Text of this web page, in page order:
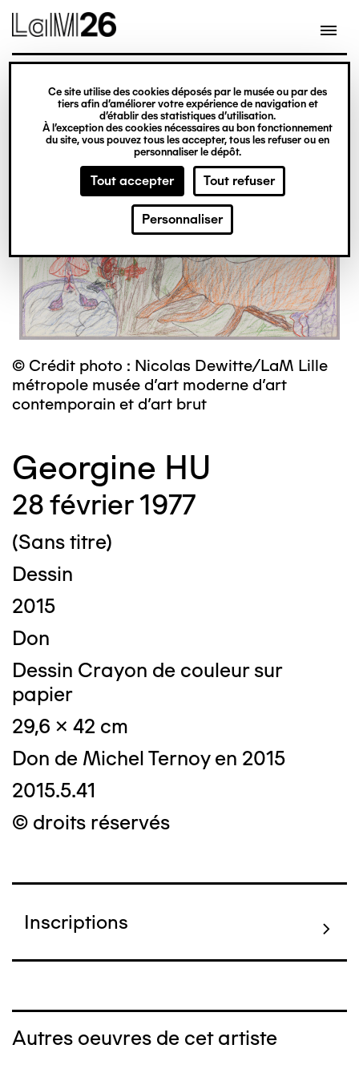
Gestion des cookies
Ce site utilise des cookies déposés par le musée ou par des
tiers afin d’améliorer votre expérience de navigation et
d’établir des statistiques d’utilisation.
À l’exception des cookies nécessaires au bon fonctionnement
du site, vous pouvez tous les accepter, tous les refuser ou en
personnaliser le dépôt.
Tout accepter Tout refuser
Personnaliser
contenu
© Crédit photo : Nicolas Dewitte/LaM Lille
métropole musée d’art moderne d’art
contemporain et d’art brut
Georgine HU
28 février 1977
(Sans titre)
Dessin
2015
Don
Dessin Crayon de couleur sur
papier
29,6 x 42 cm
Don de Michel Ternoy en 2015
2015.5.41
© droits réservés
Inscriptions
Autres oeuvres de cet artiste